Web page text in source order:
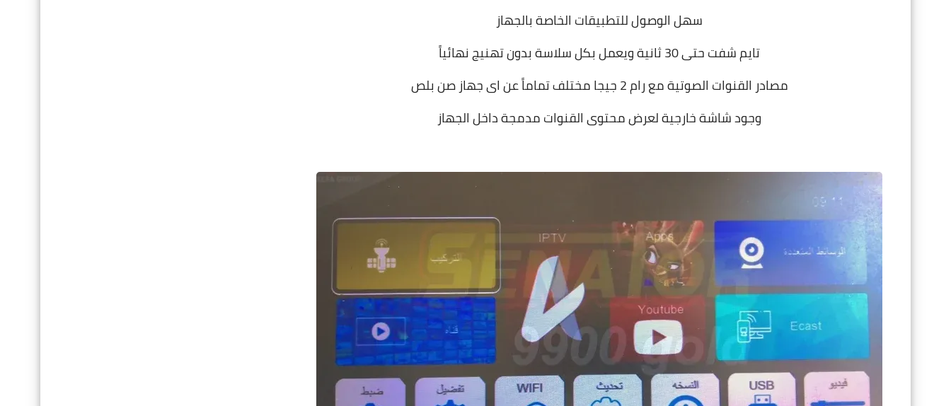
سهل الوصول للتطبيقات الخاصة بالجهاز
تايم شفت حتى 30 ثانية ويعمل بكل سلاسة بدون تهنيج
نهائياً
مصادر القنوات الصوتية مع رام 2 جيجا مختلف تماماً عن اى جهاز صن بلص
وجود شاشة خارجية لعرض محتوى القنوات مدمجة داخل الجهاز